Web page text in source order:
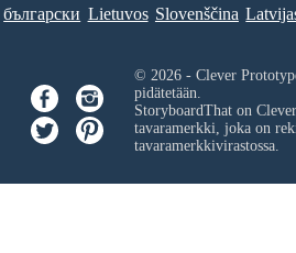
български Lietuvos Slovenščina
© 2026 - Clever
pidätetään.
StoryboardThat on
tavaramerkki, joka on
tavaramerkkivirastossa.